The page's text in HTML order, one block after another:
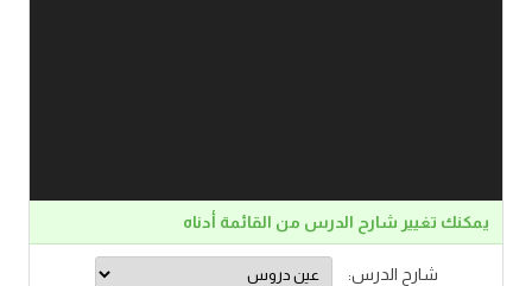
يمكنك تغيير شارح الدرس من القائمة أدناه
شارح الدرس: